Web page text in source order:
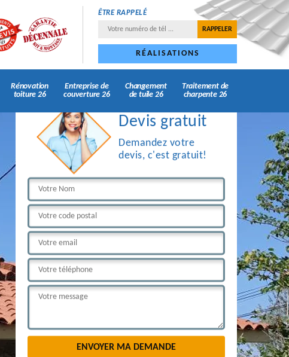
ÊTRE RAPPELÉ
RÉALISATIONS
Rénovation
toiture 26
Entreprise de
couverture 26
Changement
de tuile 26
Traitement de
charpente 26
Devis gratuit
Demandez votre
devis, c'est gratuit!